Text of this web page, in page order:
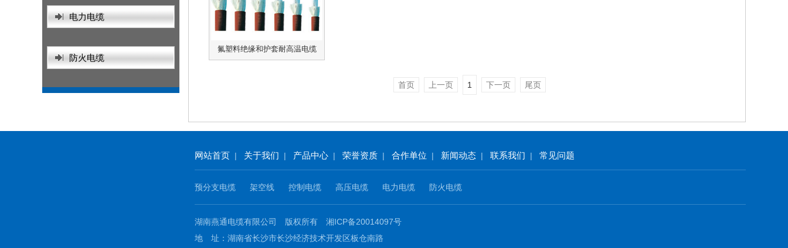
电力电缆
防火电缆
氟塑料绝缘和护套耐高温电缆
首页 上一页 1 下一页 尾页
网站首页 | 关于我们 | 产品中心 | 荣誉资质 | 合作单位 | 新闻动态 | 联系我们 | 常见问题
预分支电缆 架空线 控制电缆 高压电缆 电力电缆 防火电缆
湖南燕通电缆有限公司 版权所有 湘ICP备20014097号
地 址：湖南省长沙市长沙经济技术开发区板仓南路